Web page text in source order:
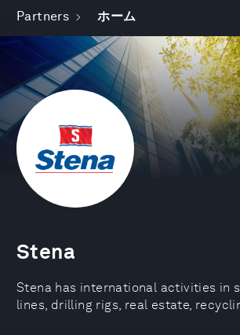
Partners ホーム
Stena
Stena has international activities in
lines, drilling rigs, real estate,